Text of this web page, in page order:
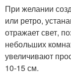
При желании
или ретро,
отражает свет,
небольших
увеличивают
10-15 см.